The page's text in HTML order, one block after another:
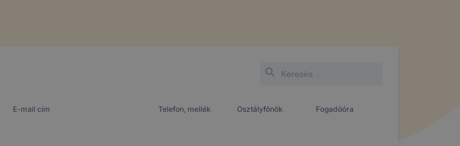
E-mail cím Telefon, mellék Osztályfőnök Fogadóóra